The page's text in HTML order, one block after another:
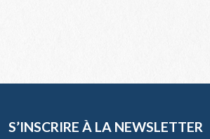
S’INSCRIRE À LA NEWSLETTER